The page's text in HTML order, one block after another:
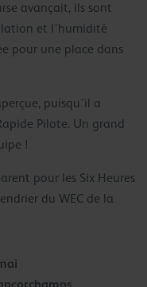
avançait, ils sont
et l’humidité
pour une place dans
puisqu’il a
Pilote. Un grand
!
pour les Six Heures
du WEC de la